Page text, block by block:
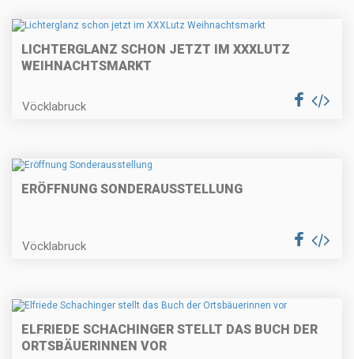
LICHTERGLANZ SCHON JETZT IM XXXLUTZ
WEIHNACHTSMARKT
Vöcklabruck
ERÖFFNUNG SONDERAUSSTELLUNG
Vöcklabruck
ELFRIEDE SCHACHINGER STELLT DAS BUCH DER
ORTSBÄUERINNEN VOR